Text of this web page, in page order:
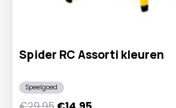
Spider RC Assorti kleuren
Speelgoed